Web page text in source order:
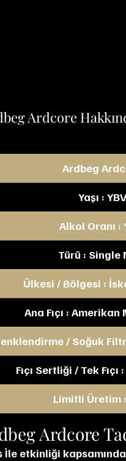
Ardcore
Ardbeg
Yaşı : YBV
Alkol Oranı :
Türü : Single
Ülkesi / Bölgesi :
Ana Fıçı : Amerikan
/ Soğuk
Fıçı Sertliği / Tek Fıçı
Limitli Üretim
Ardcore
Ìle etkinliği